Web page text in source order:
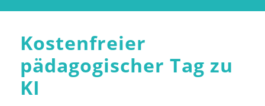
Kostenfreier
pädagogischer Tag zu
KI